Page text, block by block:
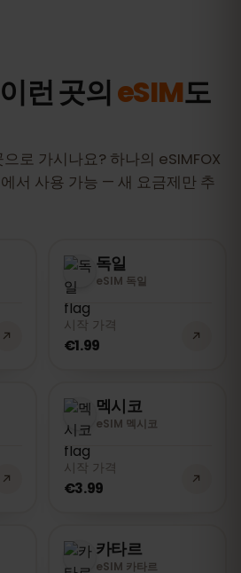
런 곳의eSIM도
로 가시나요? 하나의 eSIMFOX
서 사용 가능 — 새 요금제만 추
독일
eSIM 독일
시작 가격
€1.99
멕시코
eSIM 멕시코
시작 가격
€3.99
카타르
eSIM 카타르